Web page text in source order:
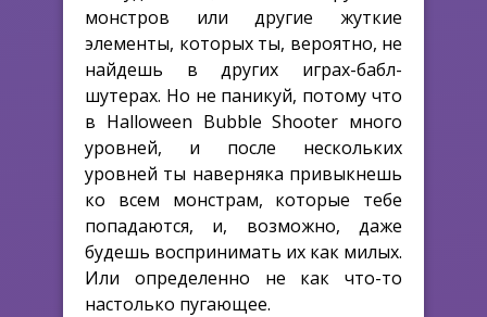
монстров или другие жуткие
элементы, которых ты, вероятно, не
найдешь в других играх-бабл-
шутерах. Но не паникуй, потому что
в Halloween Bubble Shooter много
уровней, и после нескольких
уровней ты наверняка привыкнешь
ко всем монстрам, которые тебе
попадаются, и, возможно, даже
будешь воспринимать их как милых.
Или определенно не как что-то
настолько пугающее.